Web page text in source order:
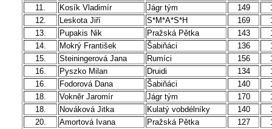
11.
Kosík Vladimír Jágr tým 149
12.
Leskota Jiří S*M*A*S*H 169
13.
Pupakis Nik Pražská Pětka 143
14.
Mokrý František Šabiňáci 136
15.
Steiningerová Jana Rumíci 156
16.
Pyszko Milan Druidi 134
16.
Fodorová Dana Šabiňáci 140
18.
Vokněr Jaromír Jágr tým 170
18.
Nováková Jitka Kulatý vobdélníky 140
20.
Amortová Ivana Pražská Pětka 127